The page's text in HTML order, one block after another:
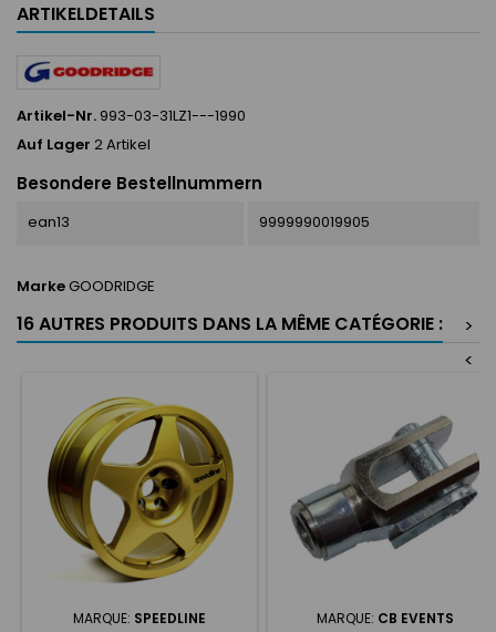
ARTIKELDETAILS
Artikel-Nr. 993-03-31LZ1---1990
Auf Lager 2 Artikel
Besondere Bestellnummern
ean13 9999990019905
MarkeGOODRIDGE
16 AUTRES PRODUITS DANS LA MÊME CATÉGORIE :
>
<
MARQUE: SPEEDLINE MARQUE: CB EVENTS